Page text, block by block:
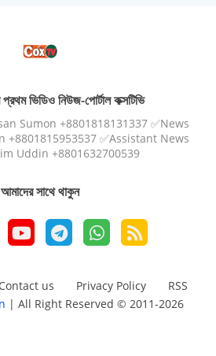
প্রথম ভিডিও নিউজ-পোর্টাল কক্সটিভি
Sumon +8801818131337 ✅News
+8801815953537 ✅Assistant News
Uddin +8801632700539
আমাদের সাথে থাকুন
Contact us Privacy Policy
RSS
| All Right Reserved © 2011-2026